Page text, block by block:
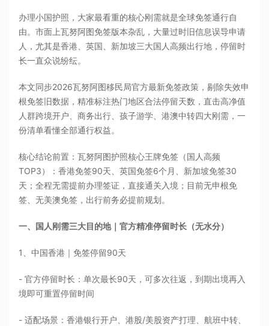
办理小国护照，大家最看重的核心刚需就是全球免签通行自
由。市面上瓦努阿图免签版本杂乱，大量过时旧信息误导申请
人，尤其是香港、英国、新加坡三大国人高频出行地，停留时
长一直众说纷纭。
本文同步2026瓦努阿图移民局官方最新免签政策，剔除失效申
根免签旧数据，精准标注热门地区合法停留天数，直击高净值
人群跨境开户、商务出行、孩子游学、港澳中转四大刚需，一
份清单看懂全部通行权益。
核心结论前置：瓦努阿图护照核心王牌免签（国人高频
TOP3）：香港免签90天、英国免签6个月、新加坡免签30
天；全程无需提前办理签证，直接通关入境；目前无申根免
签、无美澳免签，出行前务必提前规划。
一、国人刚需三大目的地｜官方精准停留时长（无水分）
1、中国香港｜免签停留90天
- 官方停留时长：单次最长90天，可多次往返，到期出境再入
境即可重置停留时间
- 适配场景：香港银行开户、港股/美股资产打理、航班中转、